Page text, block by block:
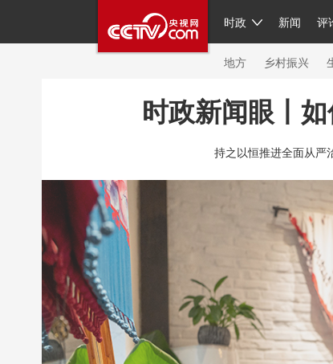
时政 新闻 评
人民领袖习近平 联
直播 片库 栏目
繁体 海外频道
地方 乡村振兴
总台春晚 网络春晚 共产党员网
新闻 国内 国际 评论 经济
人民领袖习近平 热解读
视频 小央视频 直播中国
现场 前线 比划 蓝海中
体育 直播 竞猜 2026年世界杯
VIP会员 CCTV奥林匹克频道 生活
时政新闻眼丨
持之以恒推进全面从严